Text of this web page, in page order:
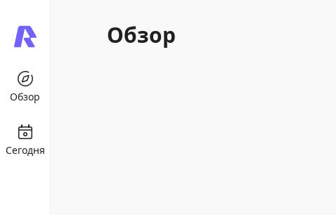
Обзор
Сегодня
Обзор